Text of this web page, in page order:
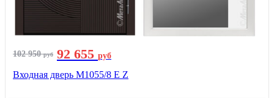
102 950руб 92 655 руб
Входная дверь М1055/8 Е Z